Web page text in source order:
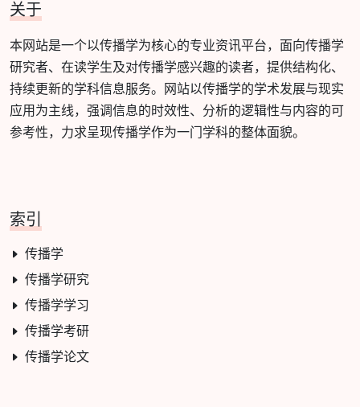
关于
本网站是一个以传播学为核心的专业资讯平台，面向传播学
研究者、在读学生及对传播学感兴趣的读者，提供结构化、
持续更新的学科信息服务。网站以传播学的学术发展与现实
应用为主线，强调信息的时效性、分析的逻辑性与内容的可
参考性，力求呈现传播学作为一门学科的整体面貌。
索引
传播学
传播学研究
传播学学习
传播学考研
传播学论文